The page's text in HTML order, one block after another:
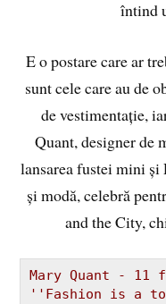
întind
E o postare care ar
sunt cele care au de
de vestimentație,
Quant, designer de
lansarea fustei mini și
și modă, celebră
and the City,
''Fashion is a